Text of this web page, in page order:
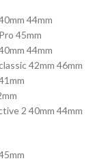
44mm
45mm
44mm
42mm 46mm
2 40mm 44mm